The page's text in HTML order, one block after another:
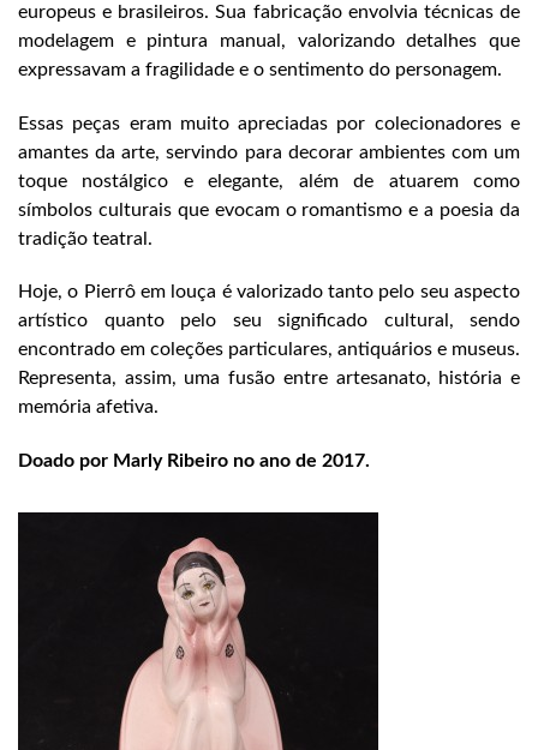
europeus e brasileiros. Sua fabricação envolvia técnicas de
modelagem e pintura manual, valorizando detalhes que
expressavam a fragilidade e o sentimento do personagem.
Essas peças eram muito apreciadas por colecionadores e
amantes da arte, servindo para decorar ambientes com um
toque nostálgico e elegante, além de atuarem como
símbolos culturais que evocam o romantismo e a poesia da
tradição teatral.
Hoje, o Pierrô em louça é valorizado tanto pelo seu aspecto
artístico quanto pelo seu significado cultural, sendo
encontrado em coleções particulares, antiquários e museus.
Representa, assim, uma fusão entre artesanato, história e
memória afetiva.
Doado por Marly Ribeiro no ano de 2017.